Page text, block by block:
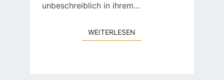
unbeschreiblich in ihrem…
WEITERLESEN